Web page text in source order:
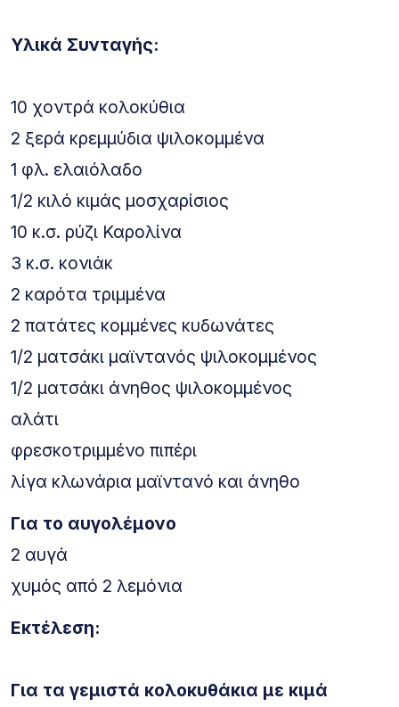
Υλικά Συνταγής:
10 χοντρά κολοκύθια
2 ξερά κρεμμύδια ψιλοκομμένα
1 φλ. ελαιόλαδο
1/2 κιλό κιμάς μοσχαρίσιος
10 κ.σ. ρύζι Καρολίνα
3 κ.σ. κονιάκ
2 καρότα τριμμένα
2 πατάτες κομμένες κυδωνάτες
1/2 ματσάκι μαϊντανός ψιλοκομμένος
1/2 ματσάκι άνηθος ψιλοκομμένος
αλάτι
φρεσκοτριμμένο πιπέρι
λίγα κλωνάρια μαϊντανό και άνηθο
Για το αυγολέμονο
2 αυγά
χυμός από 2 λεμόνια
Εκτέλεση:
Για τα γεμιστά κολοκυθάκια με κιμά